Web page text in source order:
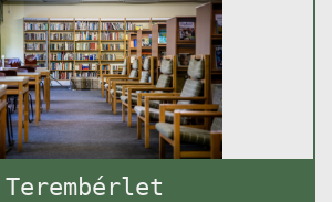
Terembérlet